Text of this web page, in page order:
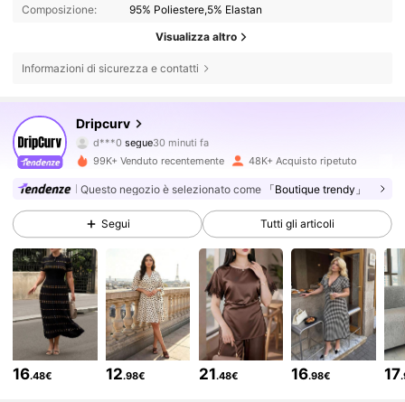
Composizione: 95% Poliestere,5% Elastan
Visualizza altro
Informazioni di sicurezza e contatti
Dripcurv
d***0 segue30 minuti fa
4.78
55K Follower
4.78 55K Follower
4.78 55K Follower
4.78 55K Follower
99K+ Venduto recentemente 48K+ Acquisto ripetuto
Questo negozio è selezionato come 「Boutique trendy」
Segui Tutti gli articoli
16.48€ 12.98€ 21.48€ 16.98€ 17